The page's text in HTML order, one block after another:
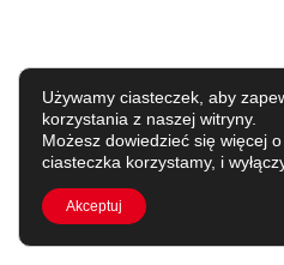
Używamy ciasteczek, aby
korzystania z naszej witryny.
Możesz dowiedzieć się więcej
ciasteczka korzystamy, i
Akceptuj